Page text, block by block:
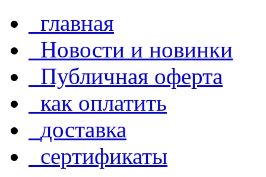
главная
Новости и новинки
Публичная оферта
как оплатить
доставка
сертификаты